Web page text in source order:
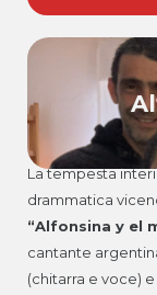
La tempesta
drammatica
“Alfonsina y el
cantante
(chitarra e voce) e